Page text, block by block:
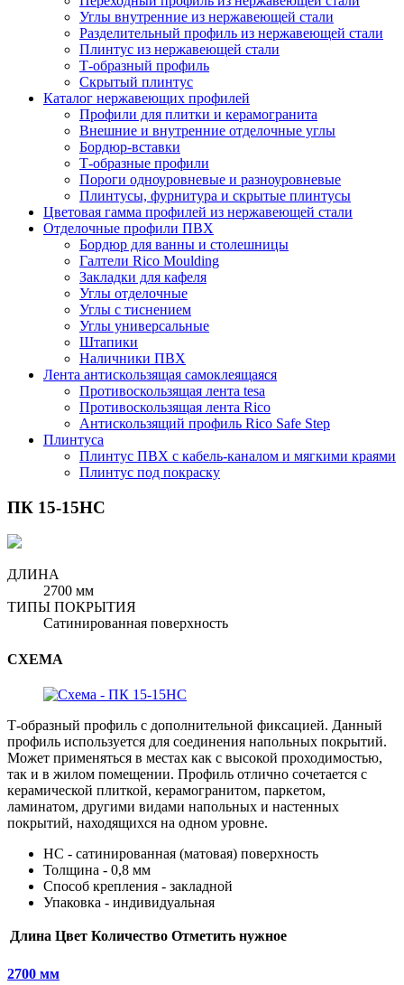
Углы внутренние из нержавеющей стали
Разделительный профиль из нержавеющей стали
Плинтус из нержавеющей стали
Т-образный профиль
Скрытый плинтус
Каталог нержавеющих профилей
Профили для плитки и керамогранита
Внешние и внутренние отделочные углы
Бордюр-вставки
Т-образные профили
Пороги одноуровневые и разноуровневые
Плинтусы, фурнитура и скрытые плинтусы
Цветовая гамма профилей из нержавеющей стали
Отделочные профили ПВХ
Бордюр для ванны и столешницы
Галтели Rico Moulding
Закладки для кафеля
Углы отделочные
Углы с тиснением
Углы универсальные
Штапики
Наличники ПВХ
Лента антискользящая самоклеящаяся
Противоскользящая лента tesa
Противоскользящая лента Rico
Антискользящий профиль Rico Safe Step
Плинтуса
Плинтус ПВХ с кабель-каналом и мягкими краями
Плинтус под покраску
ПК 15-15НС
ДЛИНА
2700 мм
ТИПЫ ПОКРЫТИЯ
Сатинированная поверхность
СХЕМА
Т-образный профиль с дополнительной фиксацией. Данный
профиль используется для соединения напольных покрытий.
Может применяться в местах как с высокой проходимостью,
так и в жилом помещении. Профиль отлично сочетается с
керамической плиткой, керамогранитом, паркетом,
ламинатом, другими видами напольных и настенных
покрытий, находящихся на одном уровне.
НС - сатинированная (матовая) поверхность
Толщина - 0,8 мм
Способ крепления - закладной
Упаковка - индивидуальная
Длина Цвет Количество Отметить нужное
2700 мм